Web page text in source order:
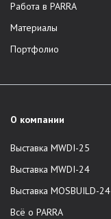
Работа в PARRA
Материалы
Портфолио
О компании
Выставка MWDI-25
Выставка MWDI-24
Выставка MOSBUILD-24
Всё о PARRA